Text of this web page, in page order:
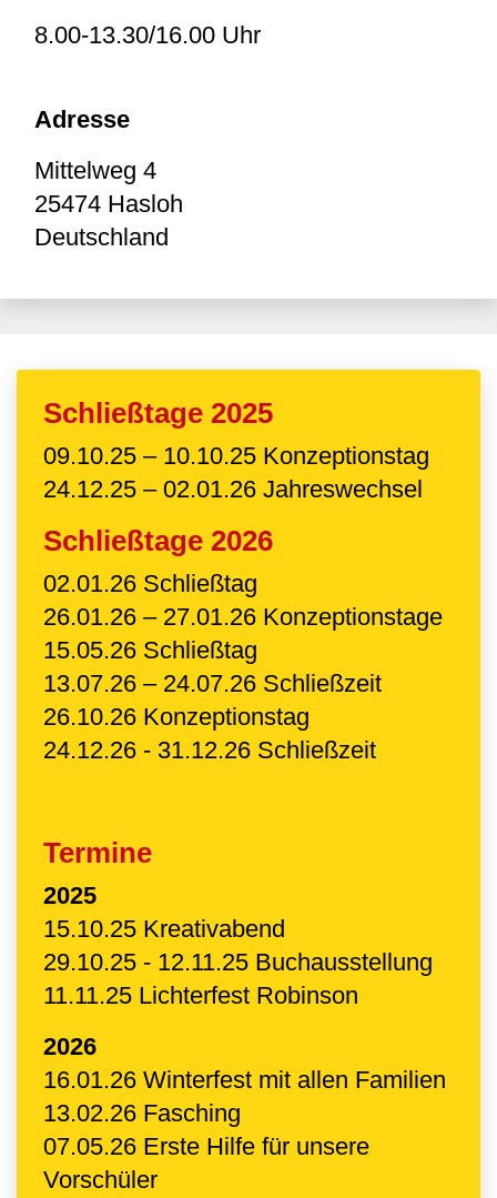
8.00-13.30/16.00 Uhr
Adresse
Mittelweg 4
25474 Hasloh
Deutschland
Schließtage 2025
09.10.25 – 10.10.25 Konzeptionstag
24.12.25 – 02.01.26 Jahreswechsel
Schließtage 2026
02.01.26 Schließtag
26.01.26 – 27.01.26 Konzeptionstage
15.05.26 Schließtag
13.07.26 – 24.07.26 Schließzeit
26.10.26 Konzeptionstag
24.12.26 - 31.12.26 Schließzeit
Termine
2025
15.10.25 Kreativabend
29.10.25 - 12.11.25 Buchausstellung
11.11.25 Lichterfest Robinson
2026
16.01.26 Winterfest mit allen Familien
13.02.26 Fasching
07.05.26 Erste Hilfe für unsere
Vorschüler